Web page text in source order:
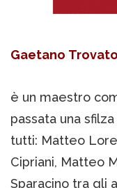
Gaetano Trovato
è un maestro
passata una
tutti: Matteo
Cipriani, Matteo
Sparacino tra gli